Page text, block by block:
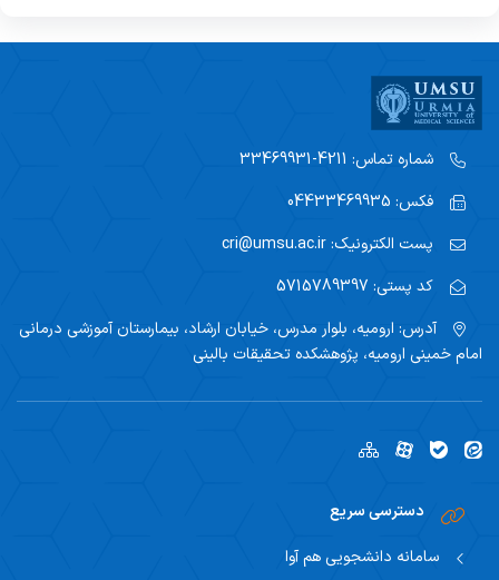
شماره تماس:
فکس:
پست الکترونیک:
کد پستی:
آدرس: ارومیه، بلوار مدرس، خیابان ارشاد، بیمارستان آموزشی درمانی
امام خمینی ارومیه، پژوهشکده تحقیقات بالینی
دسترسی سریع
سامانه دانشجویی هم آوا